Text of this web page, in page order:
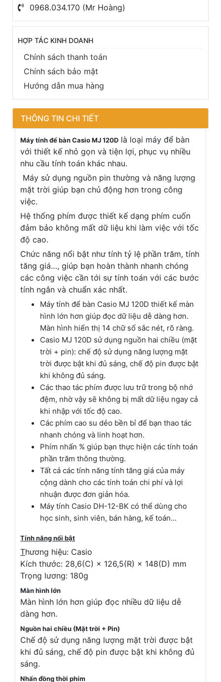
0968.034.170 (Mr Hoàng)
HỢP TÁC KINH DOANH
Chính sách thanh toán
Chính sách bảo mật
Hướng dẫn mua hàng
THÔNG TIN CHI TIẾT
Máy tính để bàn Casio MJ 120D là loại máy để bàn
với thiết kế nhỏ gọn và tiện lợi, phục vụ nhiều
nhu cầu tính toán khác nhau.
Máy sử dụng nguồn pin thường và năng lượng
mặt trời giúp bạn chủ động hơn trong công
việc.
Hệ thống phím được thiết kế dạng phím cuốn
đảm bảo không mất dữ liệu khi làm việc với tốc
độ cao.
Chức năng nổi bật như tính tỷ lệ phần trăm, tính
tăng giá…, giúp bạn hoàn thành nhanh chóng
các công việc cần tới sự tính toán với các bước
tính ngắn và chuẩn xác nhất.
Máy tính để bàn Casio MJ 120D thiết kế màn
hình lớn hơn giúp đọc dữ liệu dễ dàng hơn.
Màn hình hiển thị 14 chữ số sắc nét, rõ ràng.
Casio MJ 120D sử dụng nguồn hai chiều (mặt
trời + pin): chế độ sử dụng năng lượng mặt
trời được bật khi đủ sáng, chế độ pin được bật
khi không đủ sáng.
Các thao tác phím được lưu trữ trong bộ nhớ
đệm, nhờ vậy sẽ không bị mất dữ liệu ngay cả
khi nhập với tốc độ cao.
Các phím cao su dẻo bền bỉ để bạn thao tác
nhanh chóng và linh hoạt hơn.
Phím nhấn % giúp bạn thực hiện các tính toán
phần trăm thông thường.
Tất cả các tính năng tính tăng giá của máy
cộng dành cho các tính toán chi phí và lợi
nhuận được đơn giản hóa.
Máy tính Casio DH-12-BK có thể dùng cho
học sinh, sinh viên, bán hàng, kế toán...
Tính năng nổi bật
Thương hiệu: Casio
Kích thước: 28,6(C) × 126,5(R) × 148(D) mm
Trọng lương: 180g
Màn hình lớn
Màn hình lớn hơn giúp đọc nhiều dữ liệu dễ
dàng hơn.
Nguồn hai chiều (Mặt trời + Pin)
Chế độ sử dụng năng lượng mặt trời được bật
khi đủ sáng, chế độ pin được bật khi không đủ
sáng.
Nhấn đồng thời phím